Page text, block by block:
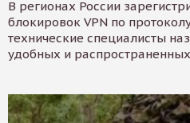
В регионах России
блокировок VPN по
технические специалисты
удобных и распространенных